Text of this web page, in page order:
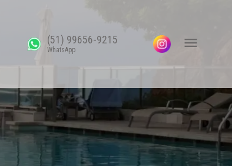
(51) 99656-9215
WhatsApp